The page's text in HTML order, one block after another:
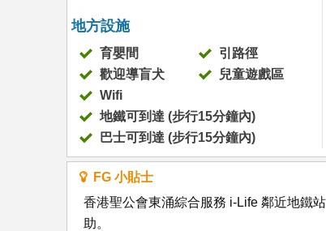
地方設施
育嬰間
引路徑
歡迎導盲犬
兒童遊戲區
Wifi
地鐵可到達 (步行15分鐘內)
巴士可到達 (步行15分鐘內)
FG 小貼士
香港聖公會東涌綜合服務 i-Life 鄰近地鐵
助。